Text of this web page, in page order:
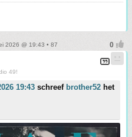
2026 @ 19:43 • 87
49!
19:43 schreef brother52 het